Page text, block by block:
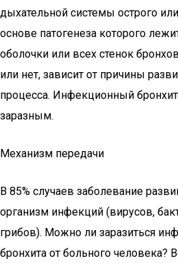
дыхательной системы острого
основе патогенеза которого
оболочки или всех стенок
или нет, зависит от причины
процесса. Инфекционный
заразным.
Механизм передачи
В 85% случаев заболевание
организм инфекций (вирусов,
грибов). Можно ли заразиться
бронхита от больного человека?